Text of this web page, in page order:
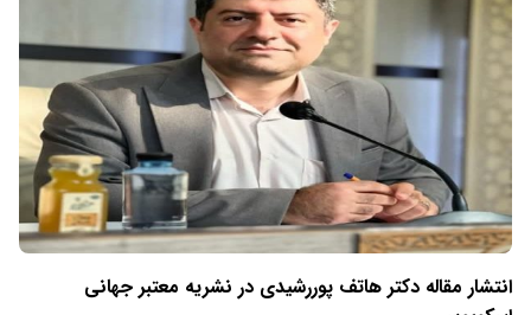
انتشار مقاله دکتر هاتف پوررشیدی در نشریه معتبر جهانی